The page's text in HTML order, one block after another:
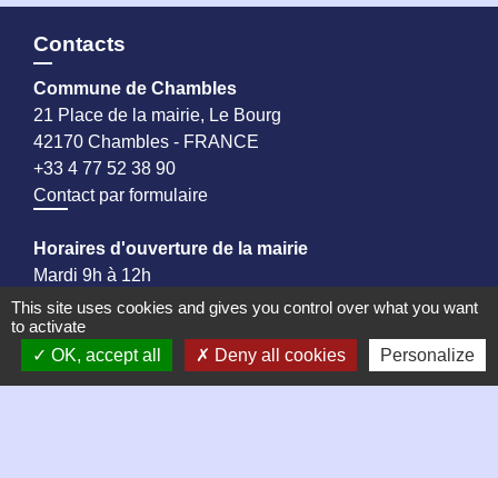
Contacts
Commune de Chambles
21 Place de la mairie, Le Bourg
42170 Chambles - FRANCE
+33 4 77 52 38 90
Contact par formulaire
Horaires d'ouverture de la mairie
Mardi 9h à 12h
Jeudi 9h à 13h
Vendredi 9h à 13h puis 14h à 17h
Samedi matin de 9h à 12h, permanence des élus
This site uses cookies and gives you control over what you want
to activate
OK, accept all
Deny all cookies Personalize